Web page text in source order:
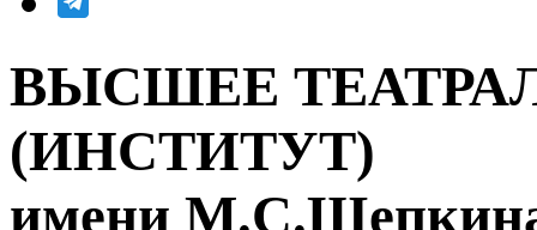
ВЫСШЕЕ
(ИНСТИТУТ)
имени